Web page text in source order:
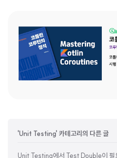
'Unit Testing' 카테고리의 다른 글
Unit Testing에서 Test Double이 필